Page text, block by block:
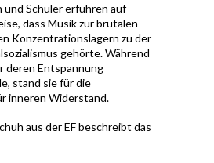
und Schüler erfuhren auf
dass Musik zur brutalen
Konzentrationslagern zu der
gehörte. Während
deren Entspannung
stand sie für die
inneren Widerstand.
aus der EF beschreibt das